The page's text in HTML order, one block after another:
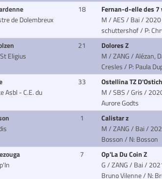
de Dolembreux
18
Fernan-d-elle des 7
M / AES / Bai /
schuttershof/ P:
Eligius
21
Dolores Z
M / ZANG / Alézan,
Cresles/ P: Paula
Asbl - C.E. du
33
Ostellina TZ
M / SBS / Gris /
Aurore Godts
1
Calistar z
M / ZANG / Bai /
Bosson / N: Bosson
7
Op'La Du Coin Z
G / ZANG / Bai /
Bruno Vilenne / N: